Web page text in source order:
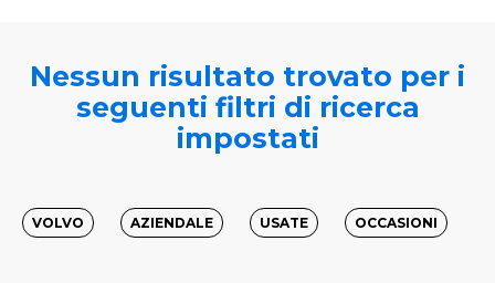
Nessun risultato trovato per i
seguenti filtri di ricerca
impostati
VOLVO AZIENDALE USATE OCCASIONI